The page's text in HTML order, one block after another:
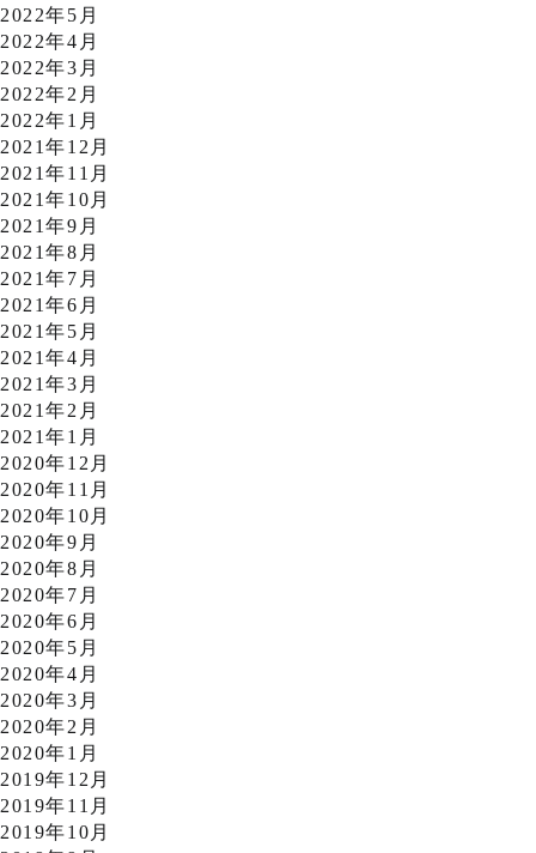
2022年5月
2022年4月
2022年3月
2022年2月
2022年1月
2021年12月
2021年11月
2021年10月
2021年9月
2021年8月
2021年7月
2021年6月
2021年5月
2021年4月
2021年3月
2021年2月
2021年1月
2020年12月
2020年11月
2020年10月
2020年9月
2020年8月
2020年7月
2020年6月
2020年5月
2020年4月
2020年3月
2020年2月
2020年1月
2019年12月
2019年11月
2019年10月